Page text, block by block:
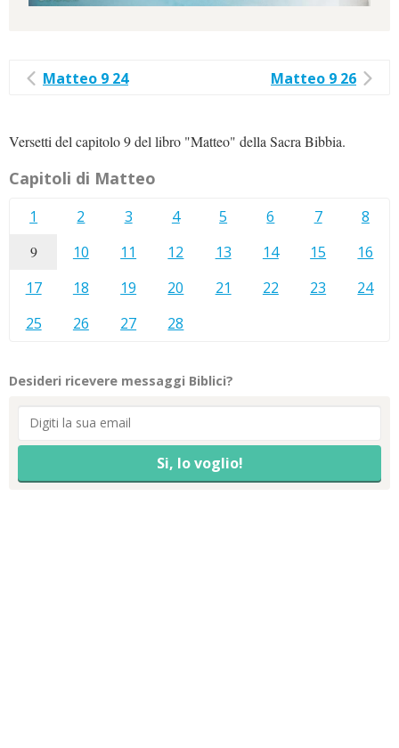
Matteo 9 24 Matteo 9 26
Versetti del capitolo 9 del libro "Matteo" della Sacra Bibbia.
Capitoli di Matteo
1 2 3 4 5 6 7 8
9 10 11 12 13 14 15
16
17
18 19 20 21 22 23
24
25
26 27 28
Desideri ricevere messaggi Biblici?